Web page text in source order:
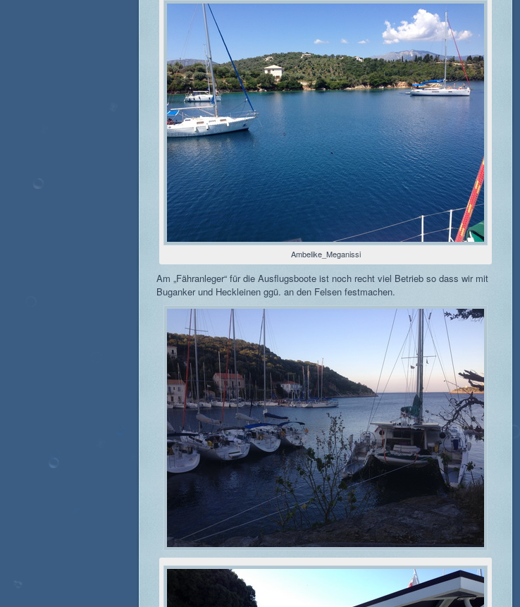
Ambelike_Meganissi
Am „Fähranleger“ für die Ausflugsboote ist noch recht viel Betrieb so dass wir mit
Buganker und Heckleinen ggü. an den Felsen festmachen.